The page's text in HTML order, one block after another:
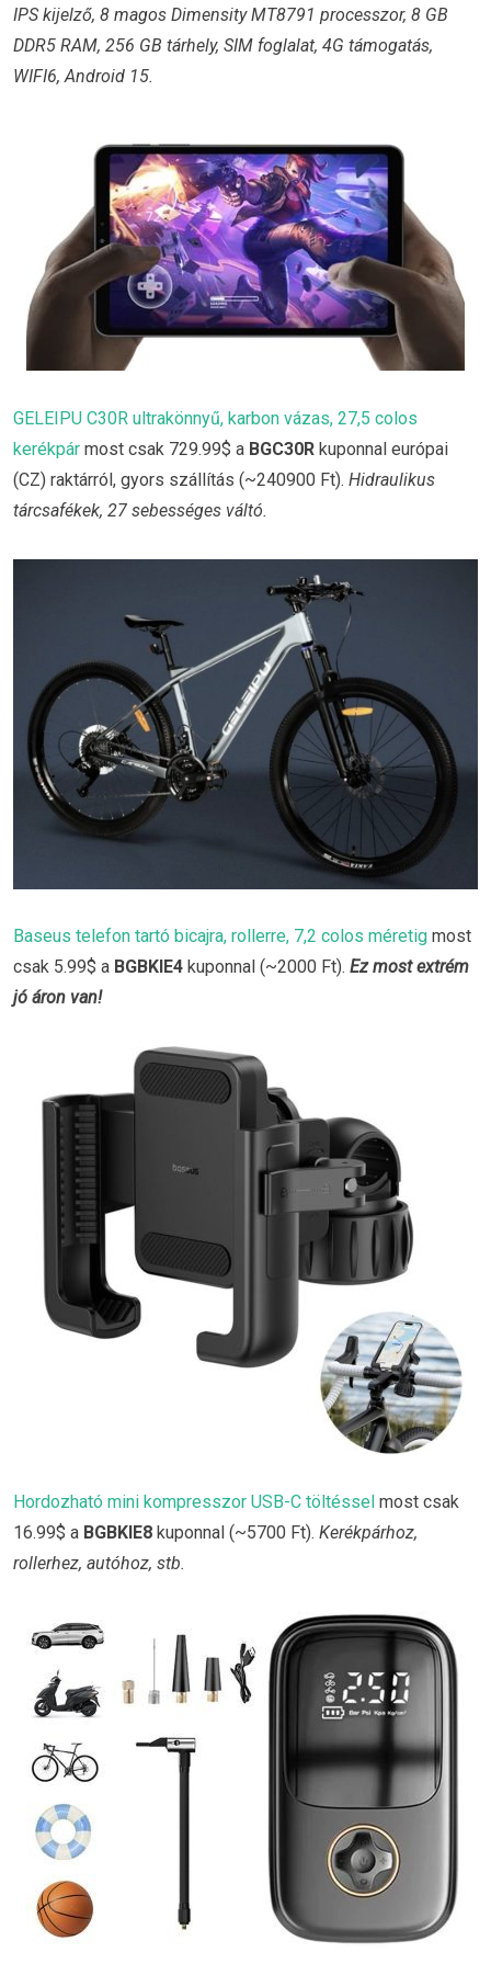
IPS kijelző, 8 magos Dimensity MT8791 processzor, 8 GB
DDR5 RAM, 256 GB tárhely, SIM foglalat, 4G támogatás,
WIFI6, Android 15.
GELEIPU C30R ultrakönnyű, karbon vázas, 27,5 colos
kerékpár most csak 729.99$ a BGC30R kuponnal európai
(CZ) raktárról, gyors szállítás (~240900 Ft). Hidraulikus
tárcsafékek, 27 sebességes váltó.
Baseus telefon tartó bicajra, rollerre, 7,2 colos méretig most
csak 5.99$ a BGBKIE4 kuponnal (~2000 Ft). Ez most extrém
jó áron van!
Hordozható mini kompresszor USB-C töltéssel most csak
16.99$ a BGBKIE8 kuponnal (~5700 Ft). Kerékpárhoz,
rollerhez, autóhoz, stb.